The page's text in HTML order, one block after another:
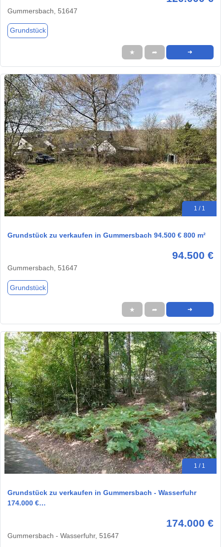
Gummersbach, 51647
Grundstück
★ ➦ ➜
1 / 1
Grundstück zu verkaufen in Gummersbach 94.500 € 800 m²
94.500 €
Gummersbach, 51647
Grundstück
★ ➦ ➜
1 / 1
Grundstück zu verkaufen in Gummersbach - Wasserfuhr
174.000 €…
174.000 €
Gummersbach - Wasserfuhr, 51647